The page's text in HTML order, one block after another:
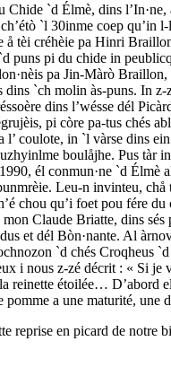
Chide `d Élmè, dins
`l 30inme coep qu’in
å tèi créhèie pa Hinri
puns pi du chide in
pa Jin-Màrò
`ch molin às-puns. In
dins l’wésse dél
pi còre pa-tus chés
l’ coulote, in `l vàrse dins
boulåjhe. Pus tàr
él conmun·ne `d
Leu-n invinteu,
chou qu’i foet pou fére
Claude Briatte, dins
et dél Bòn·nante. Al
`d chés Croqheus
i nous z-zé décrit : « Si je
reinette étoilée… D’abord
a une maturité, une
reprise en picard de notre